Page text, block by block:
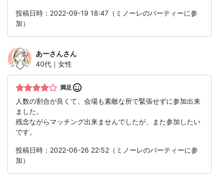
投稿日時：2022-09-19 18:47（ミノーレのパーティーに参
加）
あーさんさん
40代｜女性
満足
人数の割合が良くて、会場も素敵な所で緊張せずに参加出来
ました。
残念ながらマッチング出来ませんでしたが、また参加したい
です。
投稿日時：2022-06-26 22:52（ミノーレのパーティーに参
加）